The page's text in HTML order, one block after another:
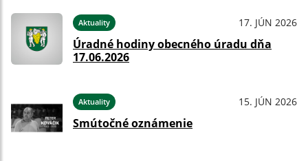
Aktuality 17. JÚN 2026
Úradné hodiny obecného úradu dňa
17.06.2026
Aktuality 15. JÚN 2026
Smútočné oznámenie